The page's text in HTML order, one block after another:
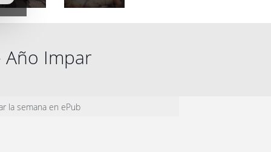
Año Impar
la semana en ePub